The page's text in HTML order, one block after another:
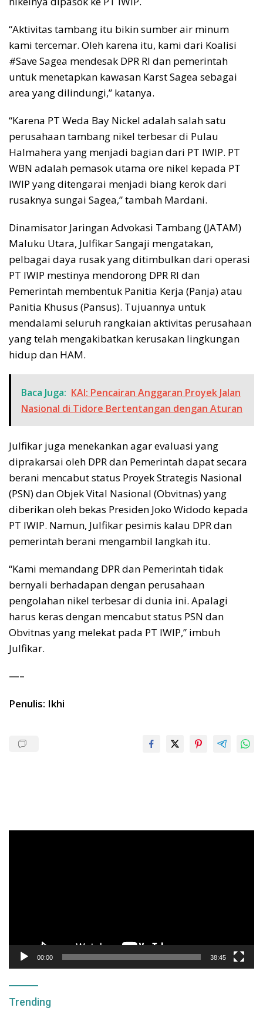
“Aktivitas tambang itu bikin sumber air minum
kami tercemar. Oleh karena itu, kami dari Koalisi
#Save Sagea mendesak DPR RI dan pemerintah
untuk menetapkan kawasan Karst Sagea sebagai
area yang dilindungi,” katanya.
“Karena PT Weda Bay Nickel adalah salah satu
perusahaan tambang nikel terbesar di Pulau
Halmahera yang menjadi bagian dari PT IWIP. PT
WBN adalah pemasok utama ore nikel kepada PT
IWIP yang ditengarai menjadi biang kerok dari
rusaknya sungai Sagea,” tambah Mardani.
Dinamisator Jaringan Advokasi Tambang (JATAM)
Maluku Utara, Julfikar Sangaji mengatakan,
pelbagai daya rusak yang ditimbulkan dari operasi
PT IWIP mestinya mendorong DPR RI dan
Pemerintah membentuk Panitia Kerja (Panja) atau
Panitia Khusus (Pansus). Tujuannya untuk
mendalami seluruh rangkaian aktivitas perusahaan
yang telah mengakibatkan kerusakan lingkungan
hidup dan HAM.
Baca Juga: KAI: Pencairan Anggaran Proyek Jalan
Nasional di Tidore Bertentangan dengan Aturan
Julfikar juga menekankan agar evaluasi yang
diprakarsai oleh DPR dan Pemerintah dapat secara
berani mencabut status Proyek Strategis Nasional
(PSN) dan Objek Vital Nasional (Obvitnas) yang
diberikan oleh bekas Presiden Joko Widodo kepada
PT IWIP. Namun, Julfikar pesimis kalau DPR dan
pemerintah berani mengambil langkah itu.
“Kami memandang DPR dan Pemerintah tidak
bernyali berhadapan dengan perusahaan
pengolahan nikel terbesar di dunia ini. Apalagi
harus keras dengan mencabut status PSN dan
Obvitnas yang melekat pada PT IWIP,” imbuh
Julfikar.
—–
Penulis: Ikhi
00:00 38:45
Trending